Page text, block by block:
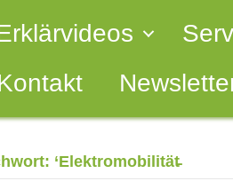
‘Elektromobilität̵